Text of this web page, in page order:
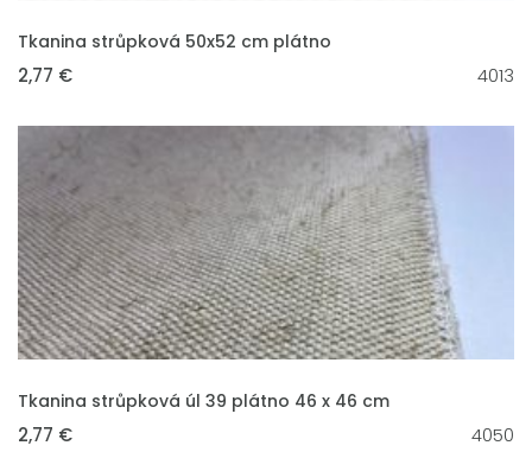
VLOŽIT DO KOŠÍKU
Tkanina strůpková 50x52 cm plátno
2,77 € 4013
VLOŽIT DO KOŠÍKU
Tkanina strůpková úl 39 plátno 46 x 46 cm
2,77 € 4050